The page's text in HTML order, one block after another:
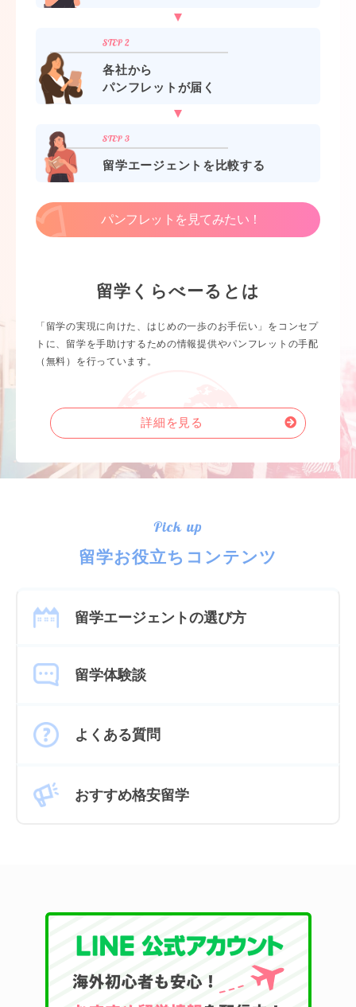
各社から
パンフレットが届く
留学エージェントを比較する
パンフレットを見てみたい！
留学くらべーるとは
「留学の実現に向けた、はじめの一歩のお手伝い」をコンセプ
トに、留学を手助けするための情報提供やパンフレットの手配
（無料）を行っています。
詳細を見る
Pick up
留学お役立ちコンテンツ
留学エージェントの選び方
留学体験談
よくある質問
おすすめ格安留学